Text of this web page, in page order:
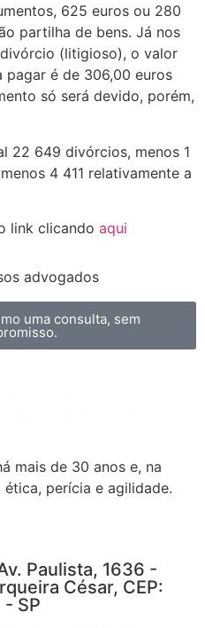
625 euros ou 280
partilha de bens. Já nos
(litigioso), o valor
pagar é de 306,00 euros
só será devido, porém,
22 649 divórcios, menos 1
4 411 relativamente a
link clicando aqui
advogados
uma consulta, sem
mais de 30 anos e, na
perícia e agilidade.
Paulista, 1636 -
César, CEP:
- SP